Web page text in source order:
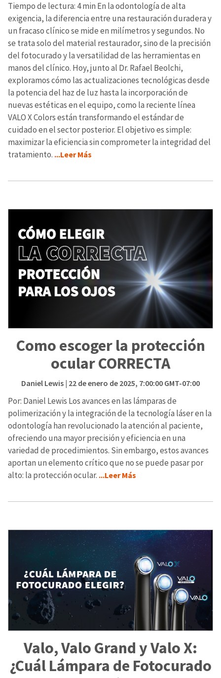
Tiempo de lectura: 4 min En la odontología de alta
exigencia, la diferencia entre una restauración duradera y
un fracaso clínico se mide en milímetros y segundos. No
se trata solo del material restaurador, sino de la precisión
del fotocurado y la versatilidad de las herramientas en
manos del clínico. Hoy, junto al Dr. Rafael Beolchi,
exploramos cómo las actualizaciones tecnológicas desde
la potencia del haz de luz hasta la incorporación de
nuevas estéticas en el equipo, como la reciente línea
VALO X Colors están transformando el estándar de
cuidado en el sector posterior. El objetivo es simple:
maximizar la eficiencia sin comprometer la integridad del
tratamiento. ...Leer Más
Como escoger la protección
ocular CORRECTA
Daniel Lewis| 22 de enero de 2025, 7:00:00 GMT-07:00
Por: Daniel Lewis Los avances en las lámparas de
polimerización y la integración de la tecnología láser en la
odontología han revolucionado la atención al paciente,
ofreciendo una mayor precisión y eficiencia en una
variedad de procedimientos. Sin embargo, estos avances
aportan un elemento crítico que no se puede pasar por
alto: la protección ocular. ...Leer Más
Valo, Valo Grand y Valo X:
¿Cuál Lámpara de Fotocurado